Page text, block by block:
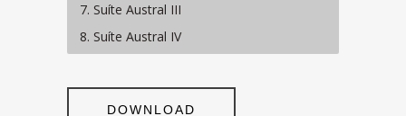
7. Suíte Austral III
8. Suíte Austral IV
DOWNLOAD